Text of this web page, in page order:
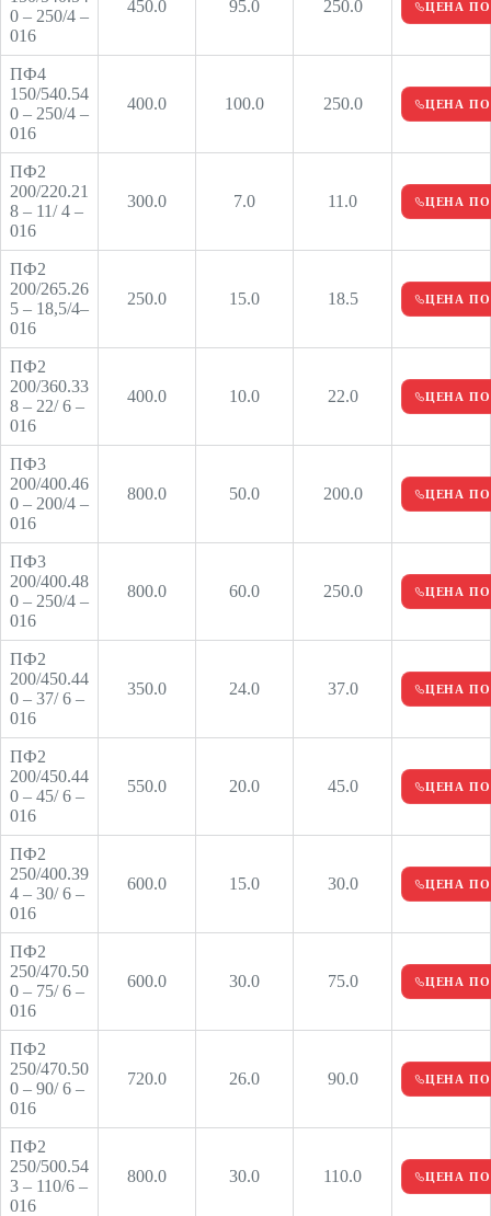
0 – 250/4 –
016
450.0 95.0 250.0 ЦЕНА
ПФ4
150/540.54
0 – 250/4 –
016
400.0 100.0 250.0 ЦЕНА
ПФ2
200/220.21
8 – 11/ 4 –
016
300.0 7.0 11.0 ЦЕНА
ПФ2
200/265.26
5 – 18,5/4–
016
250.0 15.0 18.5 ЦЕНА
ПФ2
200/360.33
8 – 22/ 6 –
016
400.0 10.0 22.0 ЦЕНА
ПФ3
200/400.46
0 – 200/4 –
016
800.0 50.0 200.0 ЦЕНА
ПФ3
200/400.48
0 – 250/4 –
016
800.0 60.0 250.0 ЦЕНА
ПФ2
200/450.44
0 – 37/ 6 –
016
350.0 24.0 37.0 ЦЕНА
ПФ2
200/450.44
0 – 45/ 6 –
016
550.0 20.0 45.0 ЦЕНА
ПФ2
250/400.39
4 – 30/ 6 –
016
600.0 15.0 30.0 ЦЕНА
ПФ2
250/470.50
0 – 75/ 6 –
016
600.0 30.0 75.0 ЦЕНА
ПФ2
250/470.50
0 – 90/ 6 –
016
720.0 26.0 90.0 ЦЕНА
ПФ2
250/500.54
3 – 110/6 –
016
800.0 30.0 110.0 ЦЕНА